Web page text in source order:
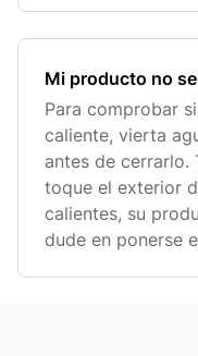
Mi producto no
Para comprobar
caliente, vierta
antes de cerrarlo.
toque el exterior
calientes, su
dude en ponerse